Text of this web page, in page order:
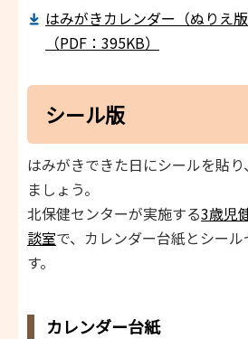
はみがきカレンダー（ぬりえ
（PDF：395KB）
シール版
はみがきできた日にシールを貼
ましょう。
北保健センターが実施する3歳児
談室で、カレンダー台紙とシー
す。
カレンダー台紙